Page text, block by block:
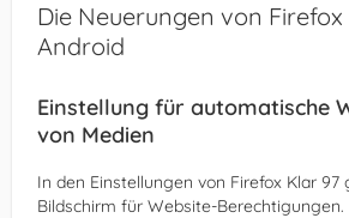
Die Neuerungen von
Android
Einstellung für automatische
von Medien
In den Einstellungen von Firefox Klar 97
Bildschirm für Website-